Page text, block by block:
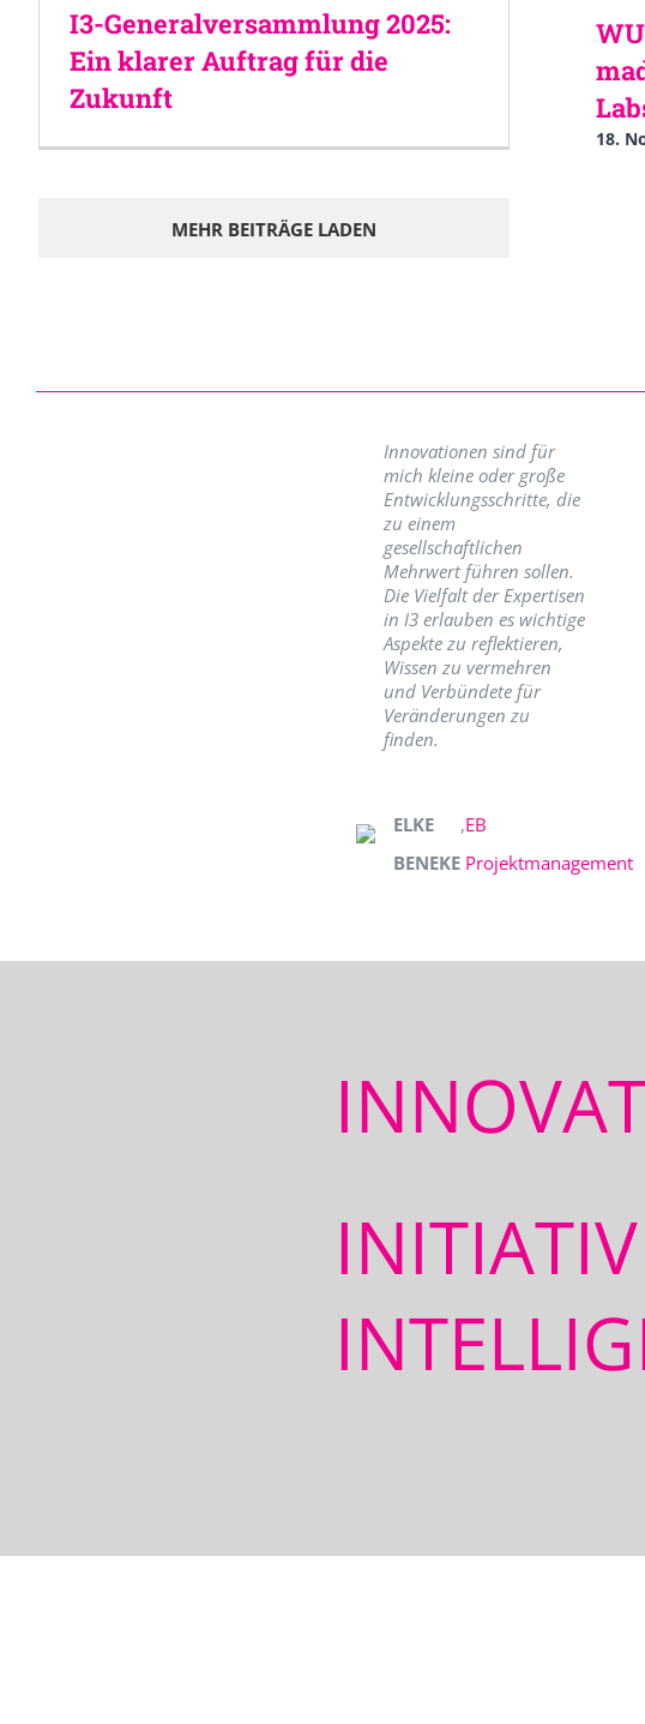
I3-Generalversammlung 2025:
Ein klarer Auftrag für die
Zukunft
MEHR BEITRÄGE LADEN
18.
Innovationen sind für
mich kleine oder große
Entwicklungsschritte, die
zu einem
gesellschaftlichen
Mehrwert führen sollen.
Die Vielfalt der Expertisen
in I3 erlauben es wichtige
Aspekte zu reflektieren,
Wissen zu vermehren
und Verbündete für
Veränderungen zu
finden.
ELKE
BENEKE
,EB
Projektmanagement
INITIATIV